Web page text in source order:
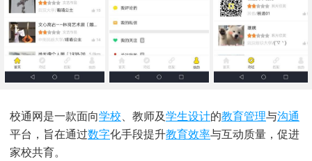
校通网是一款面向学校 、教师及学生设计的教育管理与沟通
平台，旨在通过数字化手段提升教育效率与互动质量，促进
家校共育。